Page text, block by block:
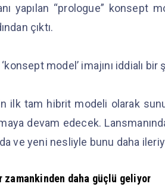
yapılan “prologue” konsept
çıktı.
model’ imajını iddialı
ilk tam hibrit modeli olarak
devam edecek.
ve yeni nesliyle bunu daha
zamankinden daha güçlü geliyor